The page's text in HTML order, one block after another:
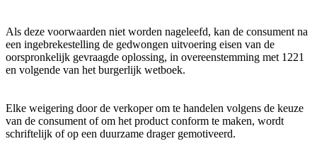
Als deze voorwaarden niet worden nageleefd, kan de consument na
een ingebrekestelling de gedwongen uitvoering eisen van de
oorspronkelijk gevraagde oplossing, in overeenstemming met 1221
en volgende van het burgerlijk wetboek.
Elke weigering door de verkoper om te handelen volgens de keuze
van de consument of om het product conform te maken, wordt
schriftelijk of op een duurzame drager gemotiveerd.